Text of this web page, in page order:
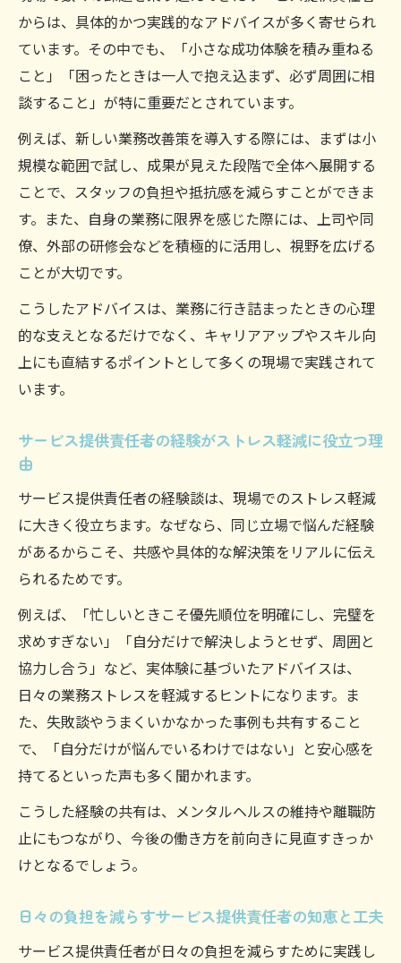
からは、具体的かつ実践的なアドバイスが多く寄せられ
ています。その中でも、「小さな成功体験を積み重ねる
こと」「困ったときは一人で抱え込まず、必ず周囲に相
談すること」が特に重要だとされています。
例えば、新しい業務改善策を導入する際には、まずは小
規模な範囲で試し、成果が見えた段階で全体へ展開する
ことで、スタッフの負担や抵抗感を減らすことができま
す。また、自身の業務に限界を感じた際には、上司や同
僚、外部の研修会などを積極的に活用し、視野を広げる
ことが大切です。
こうしたアドバイスは、業務に行き詰まったときの心理
的な支えとなるだけでなく、キャリアアップやスキル向
上にも直結するポイントとして多くの現場で実践されて
います。
サービス提供責任者の経験がストレス軽減に役立つ理
由
サービス提供責任者の経験談は、現場でのストレス軽減
に大きく役立ちます。なぜなら、同じ立場で悩んだ経験
があるからこそ、共感や具体的な解決策をリアルに伝え
られるためです。
例えば、「忙しいときこそ優先順位を明確にし、完璧を
求めすぎない」「自分だけで解決しようとせず、周囲と
協力し合う」など、実体験に基づいたアドバイスは、
日々の業務ストレスを軽減するヒントになります。ま
た、失敗談やうまくいかなかった事例も共有すること
で、「自分だけが悩んでいるわけではない」と安心感を
持てるといった声も多く聞かれます。
こうした経験の共有は、メンタルヘルスの維持や離職防
止にもつながり、今後の働き方を前向きに見直すきっか
けとなるでしょう。
日々の負担を減らすサービス提供責任者の知恵と工夫
サービス提供責任者が日々の負担を減らすために実践し